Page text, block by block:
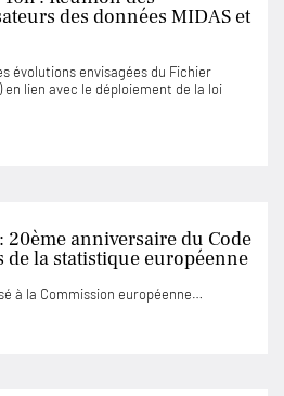
des données MIDAS et
évolutions envisagées du Fichier
lien avec le déploiement de la loi
20ème anniversaire du Code
de la statistique européenne
à la Commission européenne…